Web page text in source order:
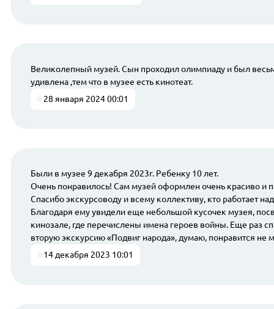
Великолепный музей. Сын проходил олимпиаду и был
удивлена ,тем что в музее есть кинотеат.
28 января 2024 00:01
Были в музее 9 декабря 2023г. Ребенку 10 лет.
Очень понравилось! Сам музей оформлен очень красиво и
Спасибо экскурсоводу и всему коллективу, кто работает
Благодаря ему увидели еще небольшой кусочек музея,
кинозале, где перечислены имена героев войны. Еще раз
вторую экскурсию «Подвиг народа», думаю, понравится не
14 декабря 2023 10:01